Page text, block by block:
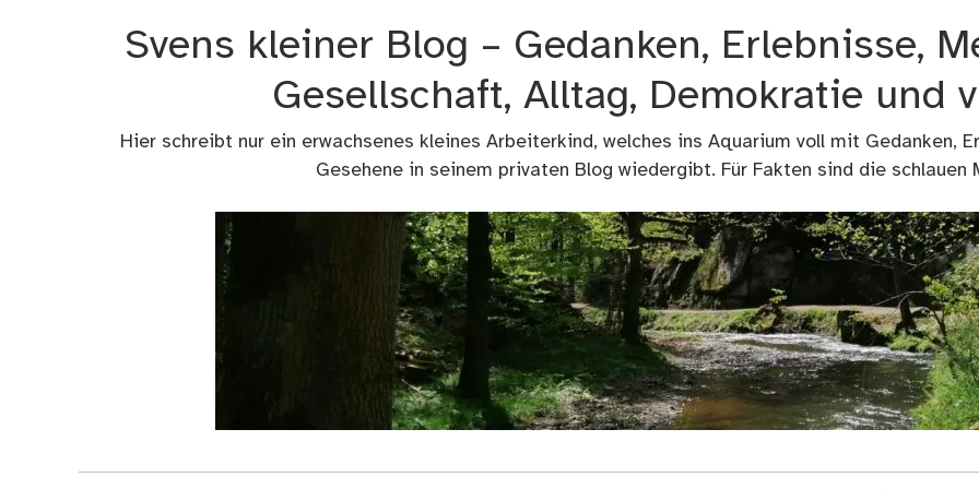
Svens kleiner Blog – Gedanken, Erlebnisse,
Gesellschaft, Alltag, Demokratie und
Hier schreibt nur ein erwachsenes kleines Arbeiterkind, welches ins Aquarium voll mit Gedanken,
Gesehene in seinem privaten Blog wiedergibt. Für Fakten sind die schlauen